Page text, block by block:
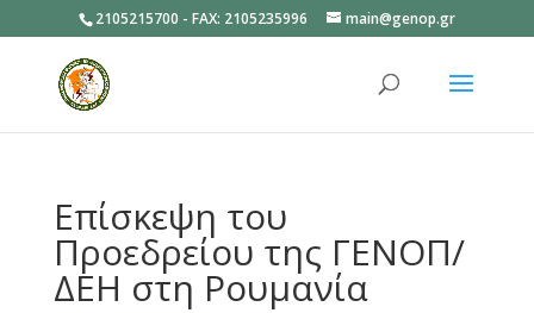
2105215700 - FAX: 2105235996 main@genop.gr
Επίσκεψη του
Προεδρείου της ΓΕΝΟΠ/
ΔΕΗ στη Ρουμανία